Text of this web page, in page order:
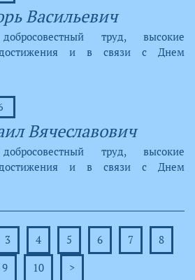
Васильевич
труд, высокие
достижения и в связи с Днем
Вячеславович
труд, высокие
достижения и в связи с Днем
3 4 5 6 7
8
9
10 >